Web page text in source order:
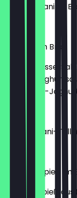
Djudje Soltani im
16,50 €
Teller XL im Brot
2 hackspiesse,
aus: mit
Knoblauch-
16,00 €
Barre Soltani-
23,50 €
Koobide-Spieß im
mit Hackspieß